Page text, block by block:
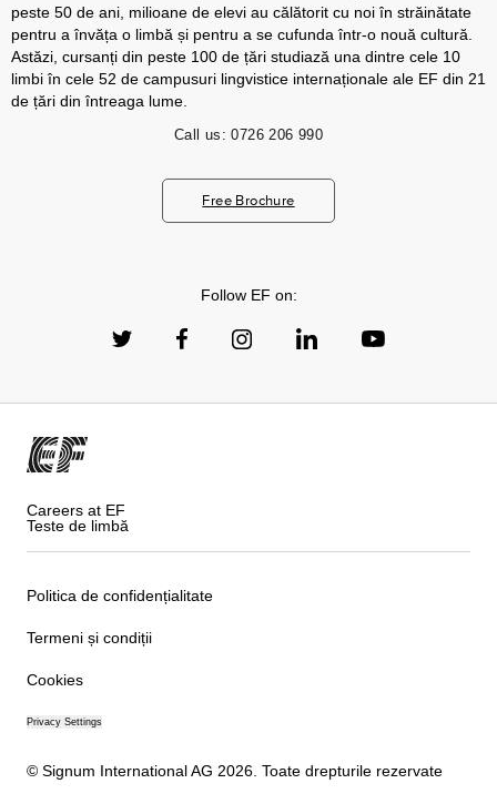
peste 50 de ani, milioane de elevi au călătorit cu noi în străinătate
pentru a învăța o limbă și pentru a se cufunda într-o nouă cultură.
Astăzi, cursanți din peste 100 de țări studiază una dintre cele 10
limbi în cele 52 de campusuri lingvistice internaționale ale EF din 21
de țări din întreaga lume.
Call us: 0726 206 990
Free Brochure
Follow EF on:
Careers at EF
Teste de limbă
Politica de confidențialitate
Termeni și condiții
Cookies
Privacy Settings
© Signum International AG 2026. Toate drepturile rezervate